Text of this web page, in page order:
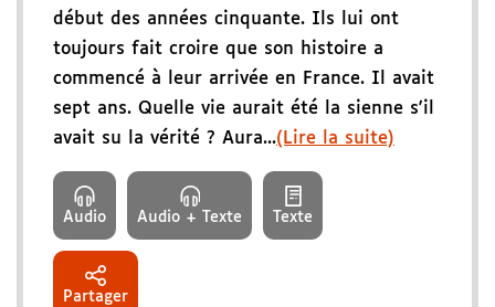
début des années cinquante. Ils lui ont
toujours fait croire que son histoire a
commencé à leur arrivée en France. Il avait
sept ans. Quelle vie aurait été la sienne s'il
avait su la vérité ? Aura...(Lire la suite)
Audio Audio + Texte Texte
Partager